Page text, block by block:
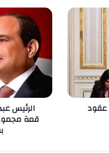
عقود
الرئيس
الفتاح
السيسي
يشارك
أعمال
مجموعة
السبع
G7
الرئيس